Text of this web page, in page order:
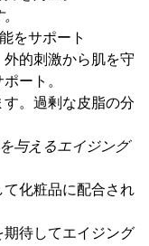
をサポート
的刺激から肌を守
ート。
。過剰な皮脂の分
与えるエイジング
化粧品に配合され
待してエイジング